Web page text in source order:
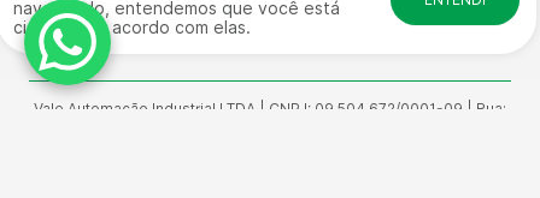
navegando, entendemos que você está
ciente e de acordo com elas.
Vale Automação Industrial LTDA | CNPJ: 09.504.672/0001-09 | Rua: